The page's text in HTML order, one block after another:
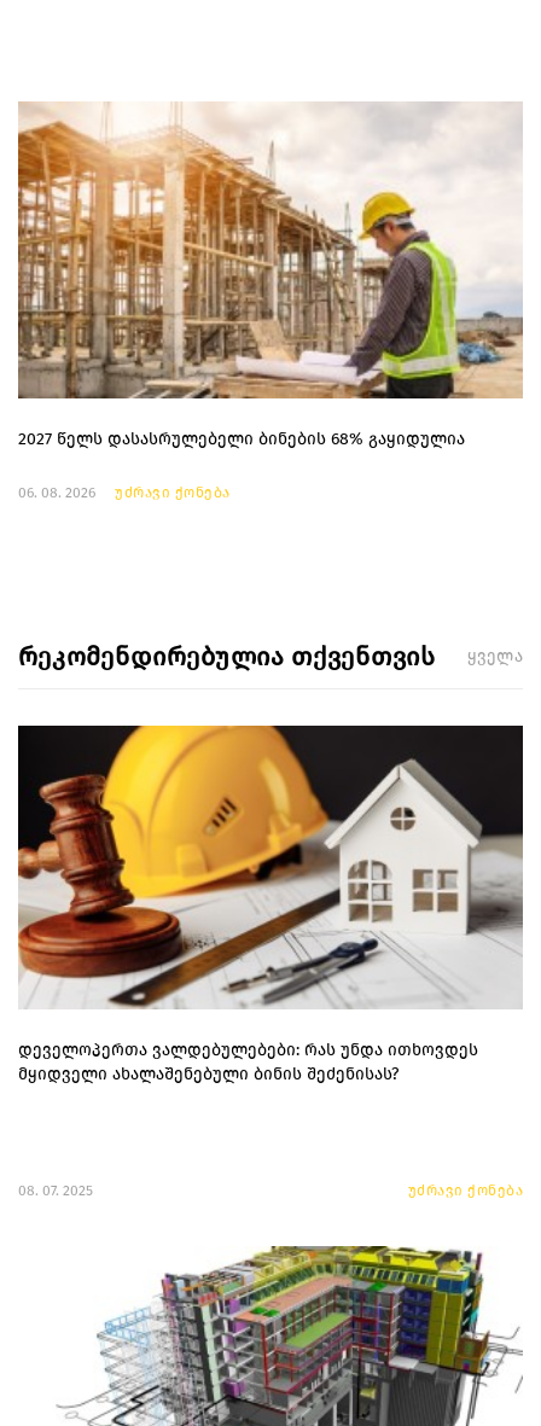
2027 წელს დასასრულებელი ბინების 68% გაყიდულია
06. 08. 2026 უძრავი ქონება
რეკომენდირებულია თქვენთვის ყველა
დეველოპერთა ვალდებულებები: რას უნდა ითხოვდეს
მყიდველი ახალაშენებული ბინის შეძენისას?
08. 07. 2025 უძრავი ქონება